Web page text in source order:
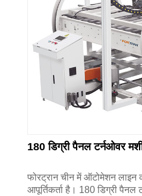
180 डिग्री पैनल टर्नओवर
फोरट्रान चीन में ऑटोमेशन लाइन
आपूर्तिकर्ता है। 180 डिग्री